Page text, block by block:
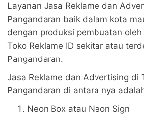
Layanan Jasa Reklame dan
Pangandaran baik dalam kota
dengan produksi pembuatan
Toko Reklame ID sekitar atau
Pangandaran.
Jasa Reklame dan Advertising di
Pangandaran di antara nya
Neon Box atau Neon Sign